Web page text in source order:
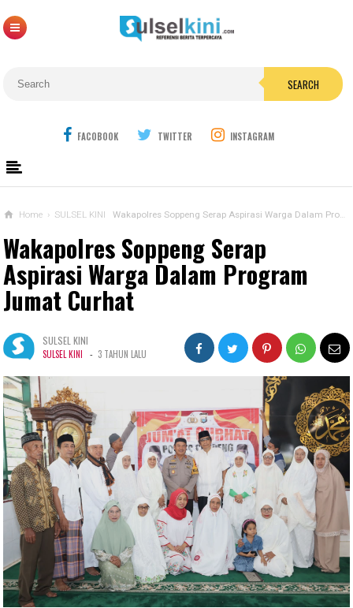
SEARCH
FACOBOOK TWITTER INSTAGRAM
Home › SULSEL KINI Wakapolres Soppeng Serap Aspirasi Warga Dalam Program Jumat Curhat
Wakapolres Soppeng Serap
Aspirasi Warga Dalam Program
Jumat Curhat
SULSEL KINI
SULSEL KINI - 3 TAHUN LALU